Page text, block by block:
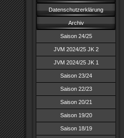
Datenschutzerklärung
Archiv
Saison 24/25
JVM 2024/25 JK 2
JVM 2024/25 JK 1
Saison 23/24
Saison 22/23
Saison 20/21
Saison 19/20
Saison 18/19